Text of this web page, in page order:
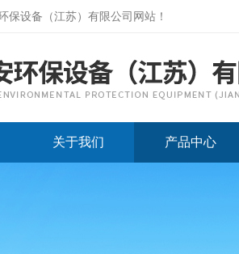
保设备（江苏）有限公司网站 ！
关于我们 产品中心